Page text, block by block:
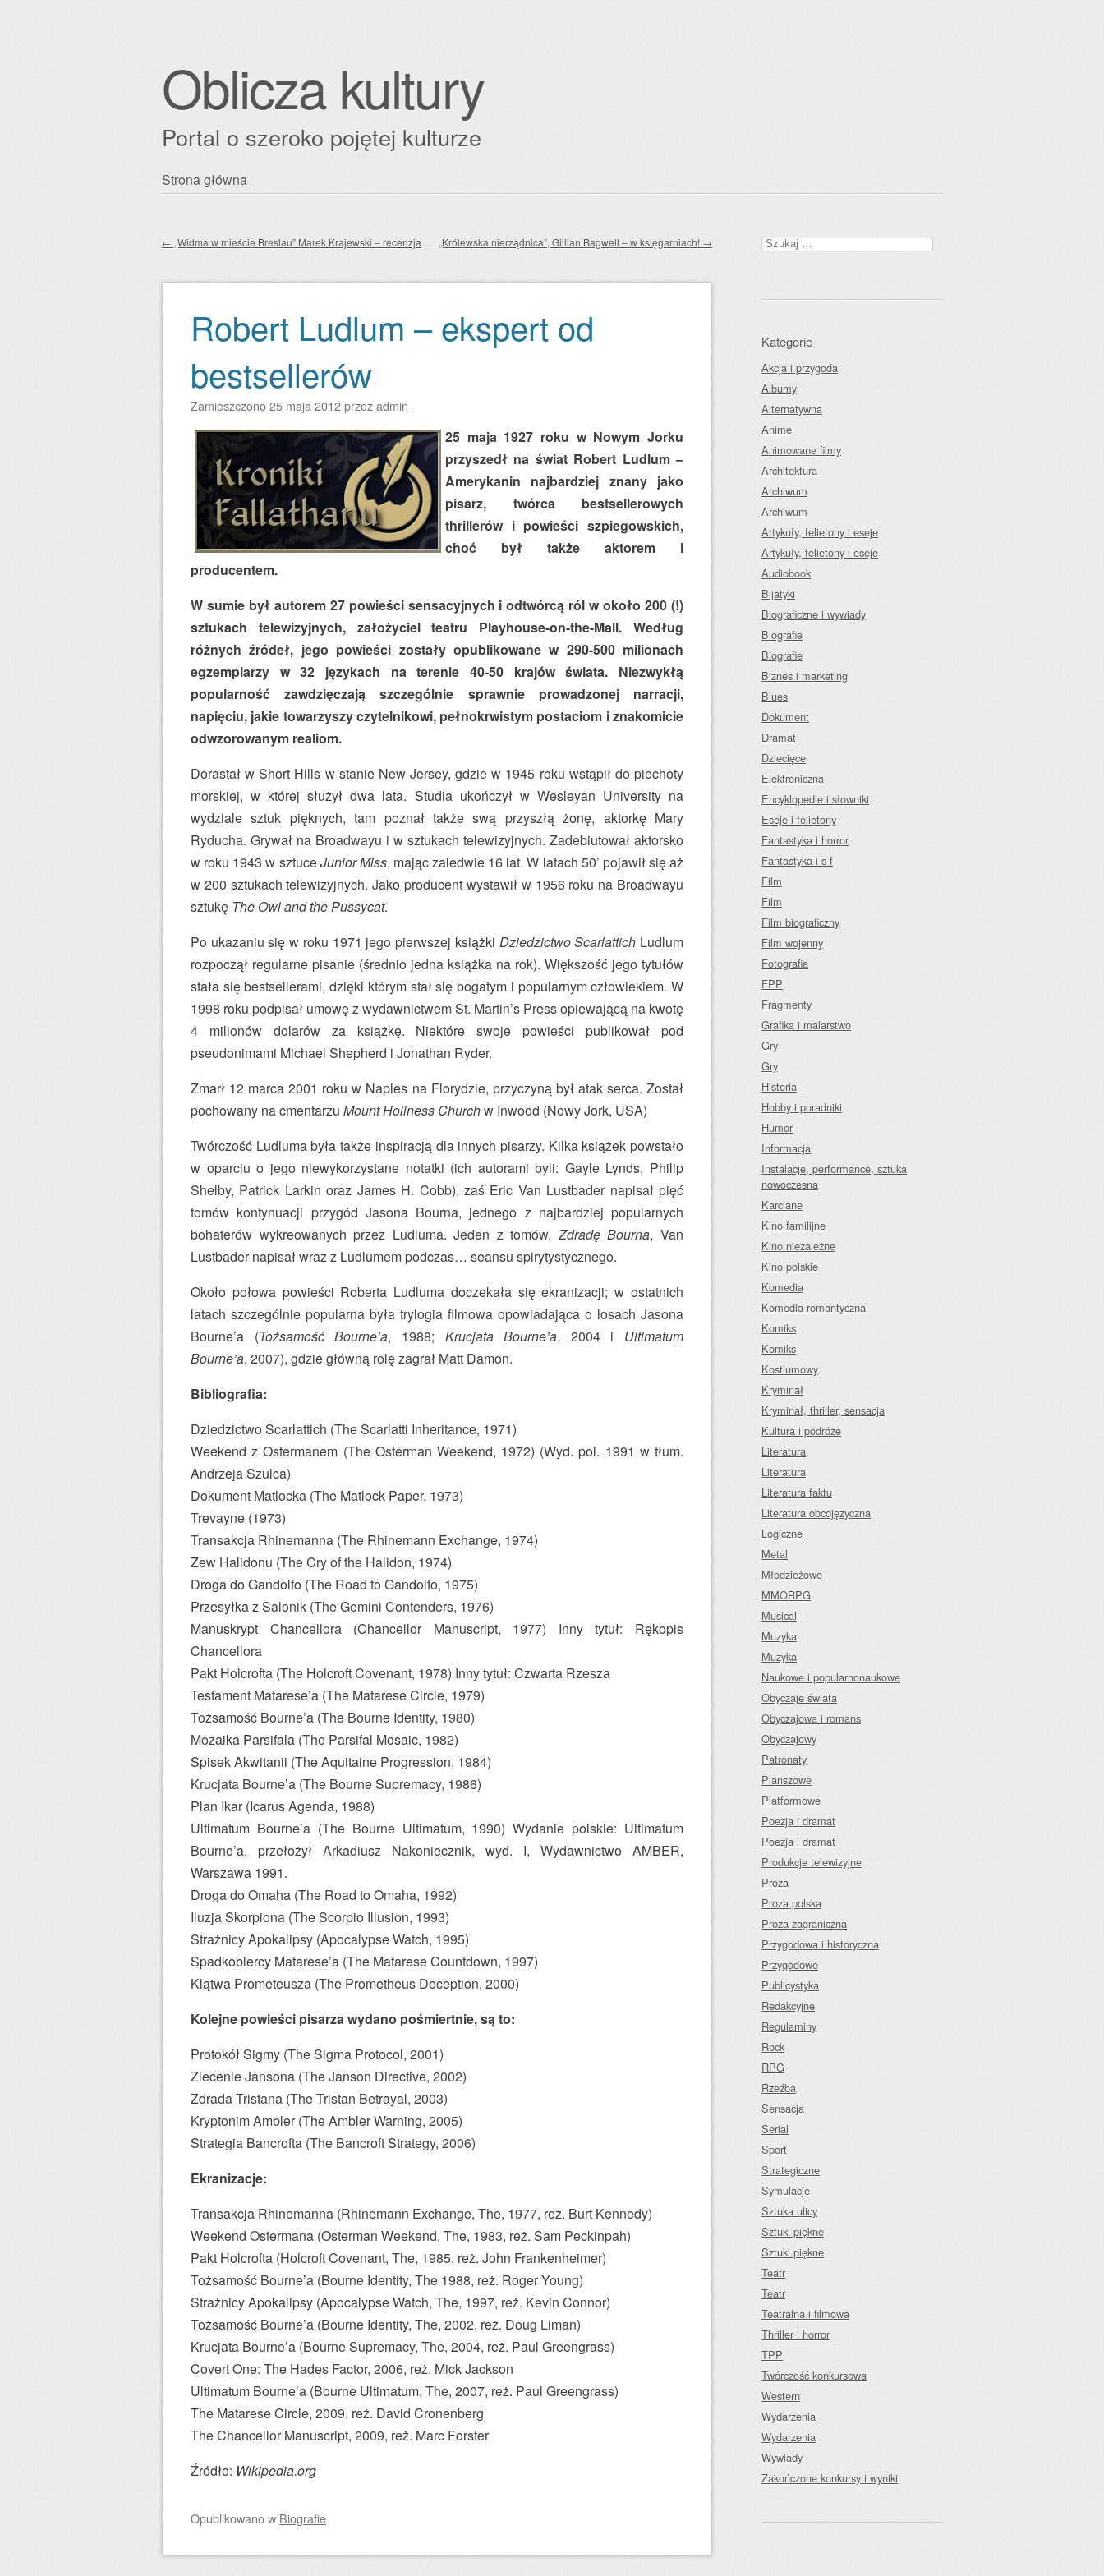
Oblicza kultury
Portal o szeroko pojętej kulturze
Przejdź
Strona główna
Zobacz wpisy
← „Widma w mieście Breslau” Marek Krajewski – recenzja „Królewska nierządnica”, Gillian Bagwell – w księgarniach! →
Robert Ludlum – ekspert od
bestsellerów
Zamieszczono25 maja 2012przezadmin
25 maja 1927 roku w Nowym Jorku
przyszedł na świat Robert Ludlum –
Amerykanin najbardziej znany jako
pisarz, twórca bestsellerowych
thrillerów i powieści szpiegowskich,
choć był także aktorem i
producentem.
W sumie był autorem 27 powieści sensacyjnych i odtwórcą ról w około 200 (!)
sztukach telewizyjnych, założyciel teatru Playhouse-on-the-Mall. Według
różnych źródeł, jego powieści zostały opublikowane w 290-500 milionach
egzemplarzy w 32 językach na terenie 40-50 krajów świata. Niezwykłą
popularność zawdzięczają szczególnie sprawnie prowadzonej narracji,
napięciu, jakie towarzyszy czytelnikowi, pełnokrwistym postaciom i znakomicie
odwzorowanym realiom.
Dorastał w Short Hills w stanie New Jersey, gdzie w 1945 roku wstąpił do piechoty
morskiej, w której służył dwa lata. Studia ukończył w Wesleyan University na
wydziale sztuk pięknych, tam poznał także swą przyszłą żonę, aktorkę Mary
Ryducha. Grywał na Broadwayu i w sztukach telewizyjnych. Zadebiutował aktorsko
w roku 1943 w sztuceJunior Miss, mając zaledwie 16 lat. W latach 50’ pojawił się aż
w 200 sztukach telewizyjnych. Jako producent wystawił w 1956 roku na Broadwayu
sztukę The Owl and the Pussycat.
Po ukazaniu się w roku 1971 jego pierwszej książki Dziedzictwo Scarlattich Ludlum
rozpoczął regularne pisanie (średnio jedna książka na rok). Większość jego tytułów
stała się bestsellerami, dzięki którym stał się bogatym i popularnym człowiekiem. W
1998 roku podpisał umowę z wydawnictwem St. Martin’s Press opiewającą na kwotę
4 milionów dolarów za książkę. Niektóre swoje powieści publikował pod
pseudonimami Michael Shepherd i Jonathan Ryder.
Zmarł 12 marca 2001 roku w Naples na Florydzie, przyczyną był atak serca. Został
pochowany na cmentarzu Mount Holiness Churchw Inwood (Nowy Jork, USA)
Twórczość Ludluma była także inspiracją dla innych pisarzy. Kilka książek powstało
w oparciu o jego niewykorzystane notatki (ich autorami byli: Gayle Lynds, Philip
Shelby, Patrick Larkin oraz James H. Cobb), zaś Eric Van Lustbader napisał pięć
tomów kontynuacji przygód Jasona Bourna, jednego z najbardziej popularnych
bohaterów wykreowanych przez Ludluma. Jeden z tomów, Zdradę Bourna, Van
Lustbader napisał wraz z Ludlumem podczas… seansu spirytystycznego.
Około połowa powieści Roberta Ludluma doczekała się ekranizacji; w ostatnich
latach szczególnie popularna była trylogia filmowa opowiadająca o losach Jasona
Bourne’a (Tożsamość Bourne’a, 1988; Krucjata Bourne’a, 2004 i Ultimatum
Bourne’a, 2007), gdzie główną rolę zagrał Matt Damon.
Bibliografia:
Dziedzictwo Scarlattich (The Scarlatti Inheritance, 1971)
Weekend z Ostermanem (The Osterman Weekend, 1972) (Wyd. pol. 1991 w tłum.
Andrzeja Szulca)
Dokument Matlocka (The Matlock Paper, 1973)
Trevayne (1973)
Transakcja Rhinemanna (The Rhinemann Exchange, 1974)
Zew Halidonu (The Cry of the Halidon, 1974)
Droga do Gandolfo (The Road to Gandolfo, 1975)
Przesyłka z Salonik (The Gemini Contenders, 1976)
Manuskrypt Chancellora (Chancellor Manuscript, 1977) Inny tytuł: Rękopis
Chancellora
Pakt Holcrofta (The Holcroft Covenant, 1978) Inny tytuł: Czwarta Rzesza
Testament Matarese’a (The Matarese Circle, 1979)
Tożsamość Bourne’a (The Bourne Identity, 1980)
Mozaika Parsifala (The Parsifal Mosaic, 1982)
Spisek Akwitanii (The Aquitaine Progression, 1984)
Krucjata Bourne’a (The Bourne Supremacy, 1986)
Plan Ikar (Icarus Agenda, 1988)
Ultimatum Bourne’a (The Bourne Ultimatum, 1990) Wydanie polskie: Ultimatum
Bourne’a, przełożył Arkadiusz Nakoniecznik, wyd. I, Wydawnictwo AMBER,
Warszawa 1991.
Droga do Omaha (The Road to Omaha, 1992)
Iluzja Skorpiona (The Scorpio Illusion, 1993)
Strażnicy Apokalipsy (Apocalypse Watch, 1995)
Spadkobiercy Matarese’a (The Matarese Countdown, 1997)
Klątwa Prometeusza (The Prometheus Deception, 2000)
Kolejne powieści pisarza wydano pośmiertnie, są to:
Protokół Sigmy (The Sigma Protocol, 2001)
Zlecenie Jansona (The Janson Directive, 2002)
Zdrada Tristana (The Tristan Betrayal, 2003)
Kryptonim Ambler (The Ambler Warning, 2005)
Strategia Bancrofta (The Bancroft Strategy, 2006)
Ekranizacje:
Transakcja Rhinemanna (Rhinemann Exchange, The, 1977, reż. Burt Kennedy)
Weekend Ostermana (Osterman Weekend, The, 1983, reż. Sam Peckinpah)
Pakt Holcrofta (Holcroft Covenant, The, 1985, reż. John Frankenheimer)
Tożsamość Bourne’a (Bourne Identity, The 1988, reż. Roger Young)
Strażnicy Apokalipsy (Apocalypse Watch, The, 1997, reż. Kevin Connor)
Tożsamość Bourne’a (Bourne Identity, The, 2002, reż. Doug Liman)
Krucjata Bourne’a (Bourne Supremacy, The, 2004, reż. Paul Greengrass)
Covert One: The Hades Factor, 2006, reż. Mick Jackson
Ultimatum Bourne’a (Bourne Ultimatum, The, 2007, reż. Paul Greengrass)
The Matarese Circle, 2009, reż. David Cronenberg
The Chancellor Manuscript, 2009, reż. Marc Forster
Źródło: Wikipedia.org
Opublikowanow Biografie
Szukaj:
Kategorie
Akcja i przygoda
Albumy
Alternatywna
Anime
Animowane filmy
Architektura
Archiwum
Archiwum
Artykuły, felietony i eseje
Artykuły, felietony i eseje
Audiobook
Bijatyki
Biograficzne i wywiady
Biografie
Biografie
Biznes i marketing
Blues
Dokument
Dramat
Dziecięce
Elektroniczna
Encyklopedie i słowniki
Eseje i felietony
Fantastyka i horror
Fantastyka i s-f
Film
Film
Film biograficzny
Film wojenny
Fotografia
FPP
Fragmenty
Grafika i malarstwo
Gry
Gry
Historia
Hobby i poradniki
Humor
Informacja
Instalacje, performance, sztuka
nowoczesna
Karciane
Kino familijne
Kino niezależne
Kino polskie
Komedia
Komedia romantyczna
Komiks
Komiks
Kostiumowy
Kryminał
Kryminał, thriller, sensacja
Kultura i podróże
Literatura
Literatura
Literatura faktu
Literatura obcojęzyczna
Logiczne
Metal
Młodzieżowe
MMORPG
Musical
Muzyka
Muzyka
Naukowe i popularnonaukowe
Obyczaje świata
Obyczajowa i romans
Obyczajowy
Patronaty
Planszowe
Platformowe
Poezja i dramat
Poezja i dramat
Produkcje telewizyjne
Proza
Proza polska
Proza zagraniczna
Przygodowa i historyczna
Przygodowe
Publicystyka
Redakcyjne
Regulaminy
Rock
RPG
Rzeźba
Sensacja
Serial
Sport
Strategiczne
Symulacje
Sztuka ulicy
Sztuki piękne
Sztuki piękne
Teatr
Teatr
Teatralna i filmowa
Thriller i horror
TPP
Twórczość konkursowa
Western
Wydarzenia
Wydarzenia
Wywiady
Zakończone konkursy i wyniki